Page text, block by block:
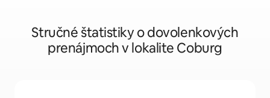
Stručné štatistiky o dovolenkových
prenájmoch v lokalite Coburg